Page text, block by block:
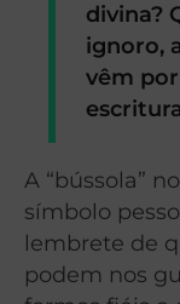
divina?
ignoro,
vêm
A “bússola”
símbolo
lembrete de
podem nos